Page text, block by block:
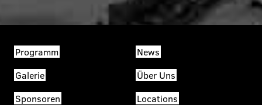
Programm
News
Galerie
Über Uns
Sponsoren
Locations